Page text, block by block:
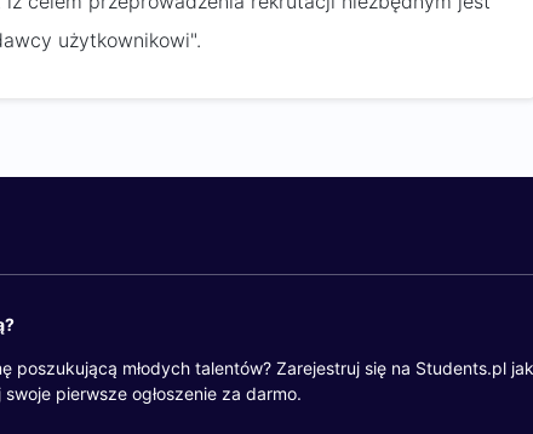
użytkownikowi".
poszukującą młodych talentów? Zarejestruj się na Students.pl
pierwsze ogłoszenie za darmo.